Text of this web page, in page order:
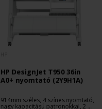
HP DesignJet T950 36in
A0+ nyomtató (2Y9H1A)
914mm széles, 4 színes nyomtató,
nagy kapacitású patronokkal, 2 év